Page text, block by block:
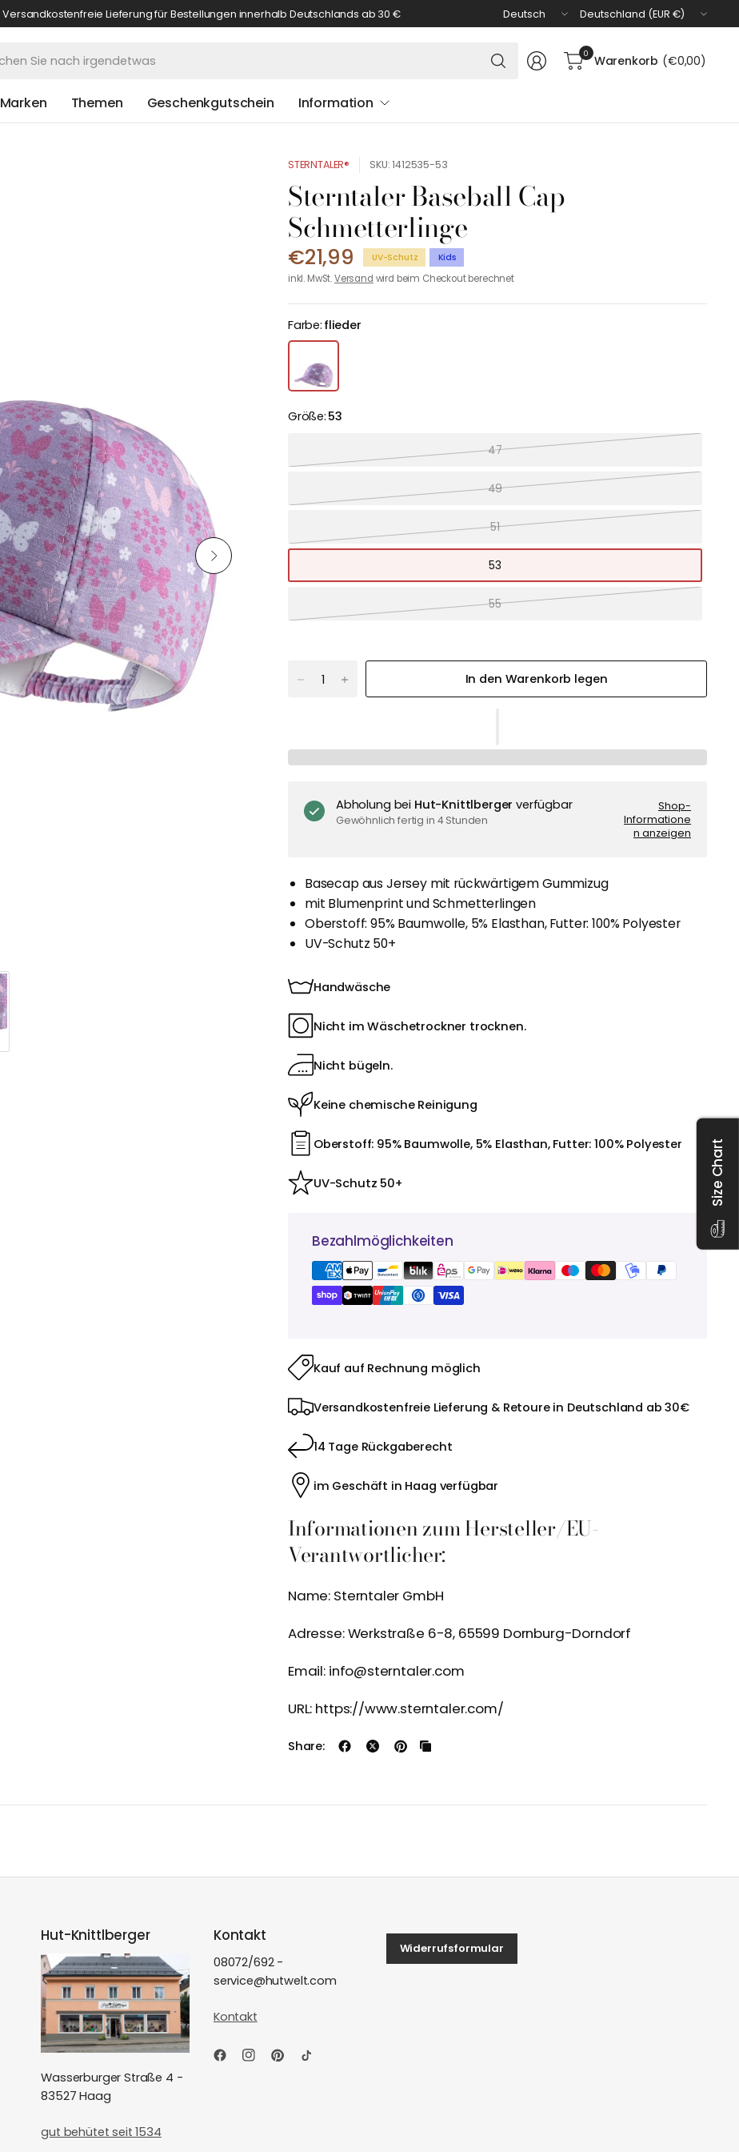
Versandkostenfreie Lieferung für Bestellungen innerhalb Deutschlands ab 30 €
Land/Region
aktualisieren
Land/Region
aktualisieren
Suchen
Sie
0 Warenkorb (€0,00)
Marken Themen Geschenkgutschein Information
STERNTALER®
SKU: 1412535-53
Sterntaler Baseball Cap
Schmetterlinge
€21,99 UV-Schutz Kids
inkl. MwSt.Versand wird beim Checkout berechnet
Farbe: flieder
Größe: 53
47
49
51
53
55
In den Warenkorb legen
Abholung bei Hut-Knittlberger verfügbar
Gewöhnlich fertig in 4 Stunden
Shop-
Informatione
n anzeigen
Basecap aus Jersey mit rückwärtigem Gummizug
mit Blumenprint und Schmetterlingen
Oberstoff: 95% Baumwolle, 5% Elasthan, Futter: 100% Polyester
UV-Schutz 50+
Handwäsche
Nicht im Wäschetrockner trocknen.
Nicht bügeln.
Keine chemische Reinigung
Oberstoff: 95% Baumwolle, 5% Elasthan, Futter: 100% Polyester
UV-Schutz 50+
Bezahlmöglichkeiten
Kauf auf Rechnung möglich
Versandkostenfreie Lieferung & Retoure in Deutschland ab 30€
14 Tage Rückgaberecht
im Geschäft in Haag verfügbar
Informationen zum Hersteller/EU-
Verantwortlicher:
Name: Sterntaler GmbH
Adresse: Werkstraße 6-8, 65599 Dornburg-Dorndorf
Email: info@sterntaler.com
URL: https://www.sterntaler.com/
Share:
Hut-Knittlberger
Wasserburger Straße 4 -
83527 Haag
gut behütet seit 1534
Kontakt
08072/692 -
service@hutwelt.com
Kontakt
Widerrufsformular
Size Chart